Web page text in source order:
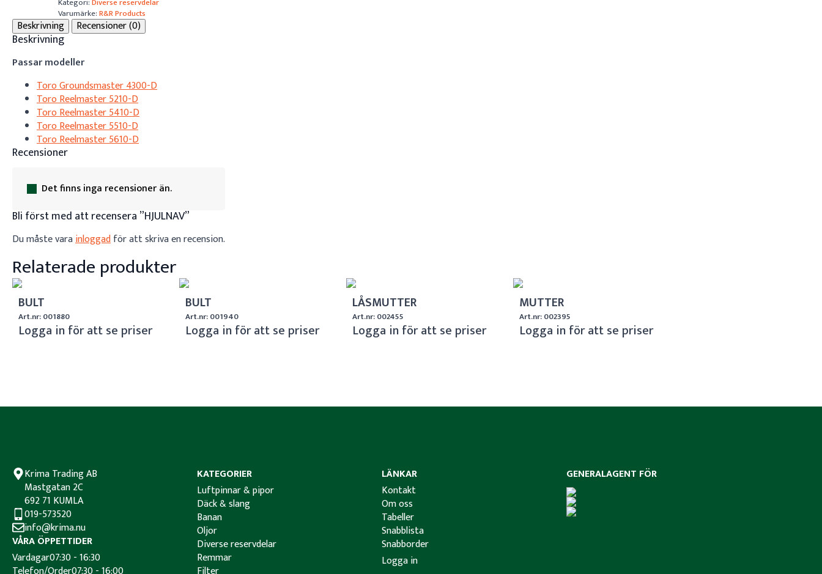
Varumärke:R&R Products
Beskrivning Recensioner (0)
Beskrivning
Passar modeller
Toro Groundsmaster 4300-D
Toro Reelmaster 5210-D
Toro Reelmaster 5410-D
Toro Reelmaster 5510-D
Toro Reelmaster 5610-D
Recensioner
Det finns inga recensioner än.
Bli först med att recensera ”HJULNAV”
Du måste varainloggadför att skriva en recension.
Relaterade produkter
BULT
Art.nr: 001880
Logga in för att se priser
BULT
Art.nr: 001940
Logga in för att se priser
LÅSMUTTER
Art.nr: 002455
Logga in för att se priser
MUTTER
Art.nr: 002395
Logga in för att se priser
Krima Trading AB
Mastgatan 2C
692 71 KUMLA
019-573520
info@krima.nu
VÅRA ÖPPETTIDER
Vardagar07:30 - 16:30
KATEGORIER
Luftpinnar & pipor
Däck & slang
Banan
Oljor
Diverse reservdelar
Remmar
LÄNKAR
Kontakt
Om oss
Tabeller
Snabblista
Snabborder
Logga in
GENERALAGENT FÖR